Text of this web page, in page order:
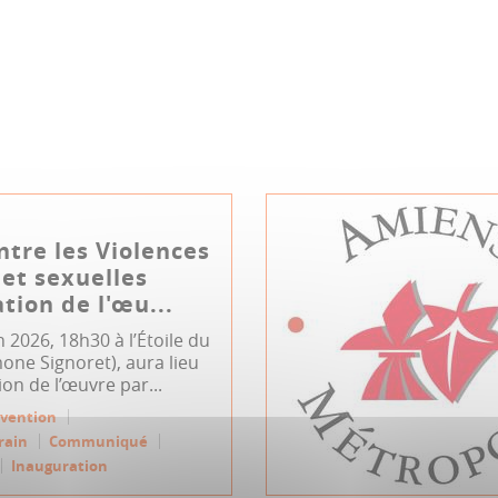
les Violences
sexuelles
de l'œu...
18h30 à l’Étoile du
Signoret), aura lieu
de l’œuvre par...
Communiqué
Inauguration